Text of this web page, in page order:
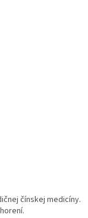
čínskej medicíny.